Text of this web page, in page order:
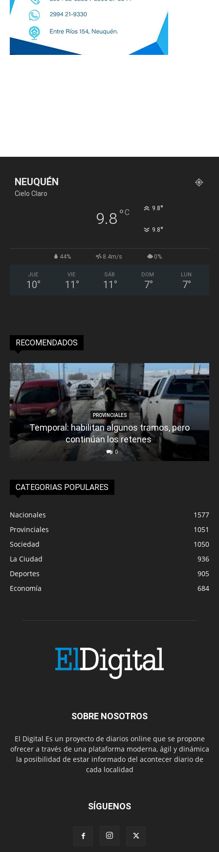
NEUQUÉN
Cielo Claro
9.8°C 9.8°
9.8°
44% 8.4m/s 0%
JUE
10°
VIE
11 °
SÁB
11 °
DOM
7°
LUN
7°
RECOMENDADOS
PROVINCIALES
Temporal: habilitan algunos tramos, pero
continúan los retenes
0
CATEGORIAS POPULARES
Nacionales
1577
Provinciales
1051
Sociedad
1050
La Ciudad
936
Deportes
905
Economía
684
SOBRE NOSOTROS
El Digital Es un proyecto de diarios online que se propone
ofrecer a través de una plataforma moderna, ágil y dinámica
la posibilidad de estar informado del acontecer diario de
cada localidad
SÍGUENOS